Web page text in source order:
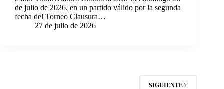
de julio de 2026, en un partido válido por la segunda
fecha del Torneo Clausura…
27 de julio de 2026
SIGUIENTE